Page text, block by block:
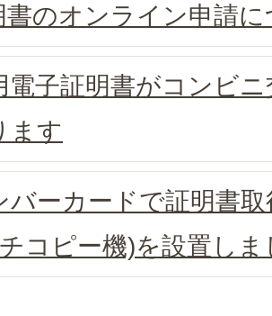
書のオンライン申請
電子証明書がコンビ
ます
バーカードで証明書
コピー機)を設置しま